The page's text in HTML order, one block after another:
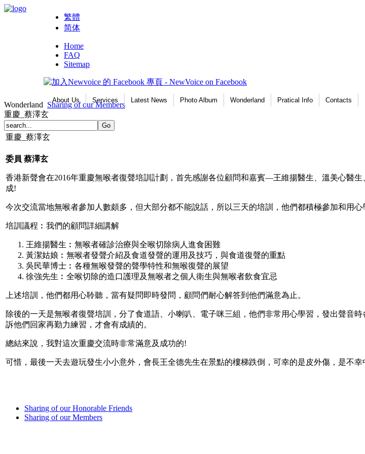
繁體
简体
Home
FAQ
Sitemap
About Us Services Latest News Photo Album Wonderland Pratical Info Contacts
Wonderland Sharing of our Members
重慶_蔡澤玄
重慶_蔡澤玄
委員 蔡澤玄
香港新聲會在2016年重慶無喉者復聲培訓計劃，首先感謝各位顧問和嘉賓—王維揚醫生、溫美心醫
成!
今次交流當地無喉者參加人數頗多，但大部分都不能說話，所以三天的培訓，他們都積極參加和用心
培訓議程︰我們的顧問詳細講解
王維揚醫生︰無喉者確診治療與全喉切除病人進食困難
黃潔姑娘︰無喉者發聲介紹及食道發聲的運用及技巧，與食道復聲的重點
吳民華博士︰各種無喉發聲的聲學特性和無喉復聲的展望
徐強先生︰全喉切除的造口護理及無喉者之個人衛生與無喉者飲食宜忌
上述培訓，他們都用心聆聽，當有疑問即時發問，顧問們耐心解答到他們滿意為止。
除後的一天是無喉者復聲培訓，分了食道語、小喇叭、電子咪三組，他們非常用心學習，發出聲音
訴他們回家再勤力練習，才會有成績的。
總結來說，我對這次重慶交流時非常滿意及成功的!
可惜，最後一天去遊玩發生小小意外，會長王全德先生在景點的樓梯跌倒，可幸的是皮外傷，是不幸
Sharing of our Honorable Friends
Sharing of our Members